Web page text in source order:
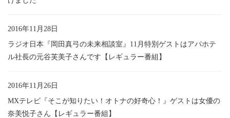
2016年11月28日
ラジオ日本『岡田真弓の未来相談室』11月特別ゲストはアパホテ
ル社長の元谷芙美子さんです【レギュラー番組】
2016年11月26日
MXテレビ『そこが知りたい！オトナの好奇心！』ゲストは女優の
奈美悦子さん【レギュラー番組】